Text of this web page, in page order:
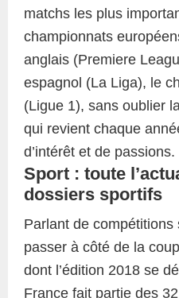
matchs les plus
championnats
anglais (Premiere
espagnol (La Liga), le
(Ligue 1), sans oublier
qui revient chaque
d’intérêt et de passions.
Sport : toute
dossiers sportifs
Parlant de
passer à côté de la
dont l’édition 2018 se
France fait partie des